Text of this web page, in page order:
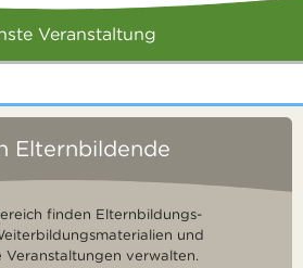
Veranstaltung
Elternbildende
finden Elternbildungs-
und
Veranstaltungen verwalten.